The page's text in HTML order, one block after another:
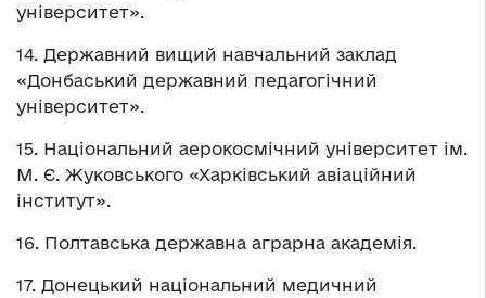
університет».
14. Державний вищий навчальний заклад
«Донбаський державний педагогічний
університет».
15. Національний аерокосмічний університет ім.
М. Є. Жуковського «Харківський авіаційний
інститут».
16. Полтавська державна аграрна академія.
17. Донецький національний медичний